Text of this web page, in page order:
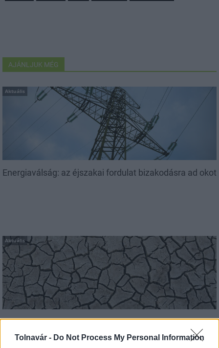
Tolnavár - Do Not Process My Personal Information
AJÁNLJUK MÉG
Aktuális
Energiaválság: az éjszakai fordulat bizakodásra ad okot
Aktuális
Paks: hétfőn és talán még kedden üzemben tartható
az utolsó turbina